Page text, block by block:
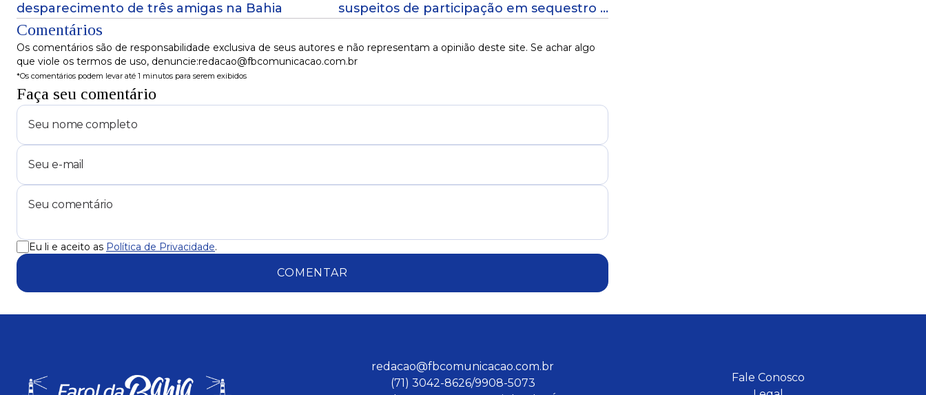
desparecimento de três amigas na Bahia
suspeitos de participação em sequestro e
Comentários
Os comentários são de responsabilidade exclusiva de seus autores e não representam a opinião deste site. Se achar algo
que viole os termos de uso, denuncie:redacao@fbcomunicacao.com.br
*Os comentários podem levar até 1 minutos para serem exibidos
Faça seu comentário
Eu li e aceito as Política de Privacidade.
COMENTAR
redacao@fbcomunicacao.com.br
(71) 3042-8626/9908-5073
Fale Conosco